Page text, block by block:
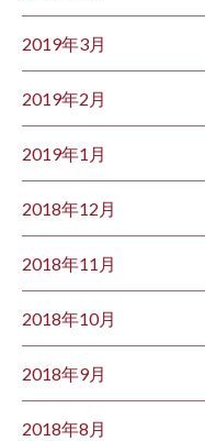
2019年3月
2019年2月
2019年1月
2018年12月
2018年11月
2018年10月
2018年9月
2018年8月